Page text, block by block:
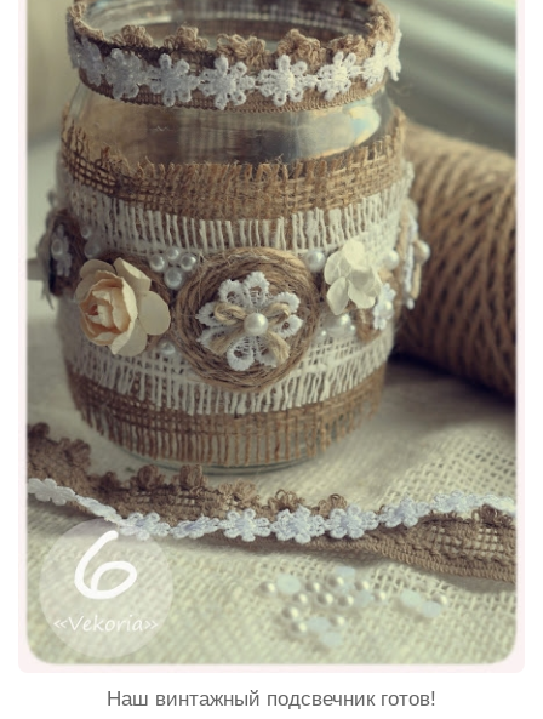
Наш винтажный подсвечник готов!